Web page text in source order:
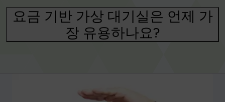
요금 기반 가상 대기실은 언제 가
장 유용하나요?